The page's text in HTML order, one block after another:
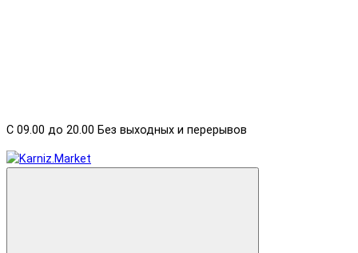
С 09.00 до 20.00 Без выходных и перерывов